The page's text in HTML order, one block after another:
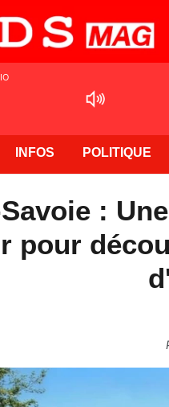
INFOS POLITIQUE
:
pour